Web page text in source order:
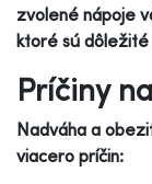
zvolené nápoje
ktoré sú
Príčiny
Nadváha a
viacero príčin: